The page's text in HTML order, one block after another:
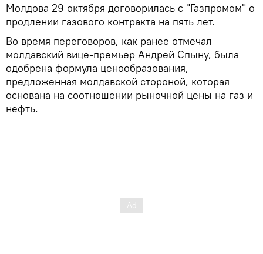
Молдова 29 октября договорилась с "Газпромом" о
продлении газового контракта на пять лет.
Во время переговоров, как ранее отмечал
молдавский вице-премьер Андрей Спыну, была
одобрена формула ценообразования,
предложенная молдавской стороной, которая
основана на соотношении рыночной цены на газ и
нефть.